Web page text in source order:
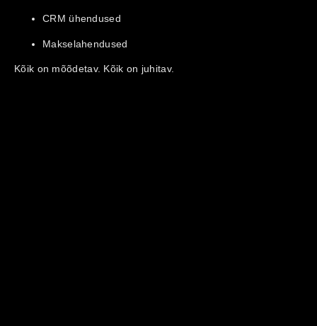
CRM ühendused
Makselahendused
Kõik on mõõdetav. Kõik on juhitav.